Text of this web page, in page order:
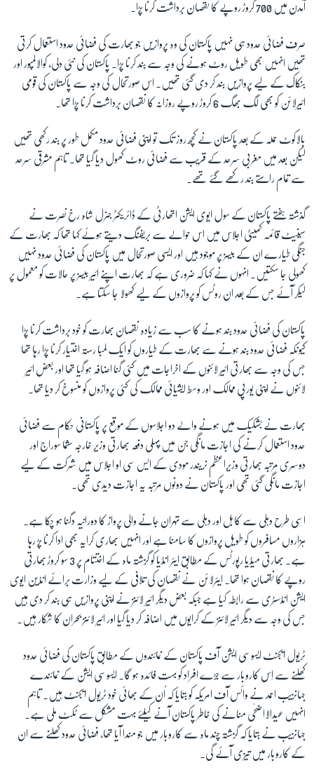
زبان
آمدن میں 700 کروڑ روپے کا نقصان برداشت کرنا پڑا۔
صرف فضائی حدود ہی نہیں پاکستان کی وہ پروازیں جو بھارت کی فضائی حدود استعمال کرتی
تھیں انہیں بھی طویل روٹ ہونے کی وجہ سے بند کرنا پڑا۔ پاکستان کی نئی دلی، کوالالمپور اور
بنکاک کے لیے پروازیں بند کر دی گئی تھیں۔ اس صورتحال کی وجہ سے پاکستان کی قومی
ائیرلائن کو بھی لگ بھگ 6 کروڑ روپے روزانہ کا نقصان برداشت کرنا پڑا تھا۔
بالاکوٹ حملہ کے بعد پاکستان نے کچھ روز تک تو اپنی فضائی حدود مکمل طور پر بند رکھی تھیں
لیکن بعد میں مغربی سرحد کے قریب سے فضائی روٹ کھول دیا گیا تھا۔ تاہم مشرقی سرحد
سے تمام راستے بند رکھے گئے تھے۔
گذشتہ ہفتے پاکستان کے سول ایوی ایشن اتھارٹی کے ڈائریکٹر جنرل شاہ رخ نصرت نے
سینیٹ قائمہ کمیٹی اجلاس میں اس حوالے سے بریفنگ دیتے ہوئے کہا تھا کہ بھارت کے
جنگی طیارے ان کے بیسز پر موجود ہیں اور ایسی صورتحال میں پاکستان کی فضائی حدود نہیں
کھولی جا سکتیں۔ انہوں نے کہا کہ ضروری ہے کہ بھارت اپنے ائیر بیسز پر حالات کو معمول پر
لیکر آئے جس کے بعد ان روٹس کو پروازوں کے لیے کھولا جا سکتا ہے۔
پاکستان کی فضائی حدود بند ہونے کا سب سے زیادہ نقصان بھارت کو خود برداشت کرنا پڑا
کیونکہ فضائی حدود بند ہونے سے بھارت کے طیاروں کو ایک لمبا رستہ اختیار کرنا پڑا رہا تھا
جس کی وجہ سے بھارتی ائیر لائنوں کے اخراجات میں کئی گنا اضافہ ہو گیا تھا اور بعض ائیر
لائنوں نے اپنی یورپی ممالک اور وسط ایشیائی ممالک کی کئی پروازوں کو منسوخ کر دیا تھا۔
بھارت نے بشکیک میں ہونے والے دو اجلاسوں کے موقع پر پاکستانی حکام سے فضائی
حدود استعمال کرنے کی اجازت مانگی جن میں پہلی دفعہ بھارتی وزیر خارجہ سشما سوراج اور
دوسری مرتبہ بھارتی وزیراعظم نریندر مودی کے ایس سی او اجلاس میں شرکت کے لیے
اجازت مانگی گئی تھی اور پاکستان نے دونوں مرتبہ یہ اجازت دیدی تھی۔
اسی طرح دہلی سے کابل اور دہلی سے تہران جانے والی پرواز کا دورانیہ دگنا ہو چکا ہے۔
ہزاروں مسافروں کو طویل پروازوں کا سامنا ہے اور انہیں بھاری کرایہ بھی ادا کرنا پڑ رہا
ہے۔ بھارتی میڈیا رپورٹس کے مطابق ایئر انڈیا کو گزشتہ ماہ کے اختتام پر 3 سو کروڑ بھارتی
روپے کا نقصان ہوا تھا۔ ایئرلائن نے نقصان کی تلافی کے لیے وزارت برائے انڈین ایوی
ایشن انڈسٹری سے رابطہ کیا ہے جبکہ بعض دیگر ائیر لائنز نے اپنی پروازیں ہی بند کر دی ہیں
جس کی وجہ سے دیگر ائیر لائنز کے کرایوں میں اضافہ کر دیا گیا اور ائیر لائنز بحران کا شکار ہیں۔
ٹریول ایجنٹ ایسوسی ایشن آف پاکستان کے نمائندوں کے مطابق پاکستان کی فضائی حدود
کھلنے سے اِس کاروبار سے جڑے افراد کو بہت فائدہ ہو گا۔ ایسوسی ایشن کے نمائندے
جہانزیب احمد نے وائس آف امریکہ کو بتایا کہ اُن کے بھائی خود ٹریول ایجنٹ ہیں۔ تاہم
انہیں عیدالااضحٰی منانے کی خاطر پاکستان آنے کیلئے بہت مشکل سے ٹکٹ ملی ہے۔
جہانزیب نے بتایا کہ گزشتہ چند ماہ سے کاروبار میں جو مندا آیا تھا، فضائی حدود کھلنے سے ان
کے کاروبار میں تیزی آئے گی۔